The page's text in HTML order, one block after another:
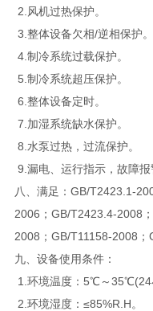
2.风机过热保护。
3.整体设备欠相/逆相保护。
4.制冷系统过载保护。
5.制冷系统超压保护。
6.整体设备定时。
7.加湿系统缺水保护。
8.水泵过热，过流保护。
9.漏电、运行指示，故障报
八、满足：GB/T2423.1-
2006；GB/T2423.4-2008
2008；GB/T11158-2008；
九、设备使用条件：
1.环境温度：5℃～35℃(24
2.环境湿度：≤85%R.H。